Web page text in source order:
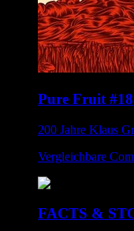
Pure Fruit #18
200 Jahre Klaus
Vergleichbare
FACTS &